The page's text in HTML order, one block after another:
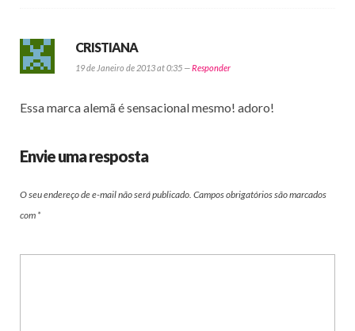
CRISTIANA
19 de Janeiro de 2013 at 0:35 —Responder
Essa marca alemã é sensacional mesmo! adoro!
Envie uma resposta
O seu endereço de e-mail não será publicado. Campos obrigatórios são marcados
com *